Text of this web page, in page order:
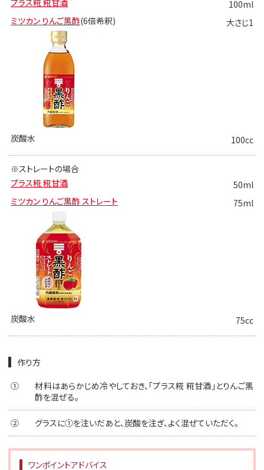
100ml
ミツカン りんご黒酢(6倍希釈) 大さじ1
炭酸水 100cc
※ストレートの場合
プラス糀 糀甘酒
50ml
ミツカン りんご黒酢 ストレート
75ml
炭酸水 75cc
作り方
①
材料はあらかじめ冷やしておき、「プラス糀 糀甘酒」とりんご黒
酢を混ぜる。
② グラスに①を注いだあと、炭酸を注ぎ、よく混ぜていただく。
ワンポイントアドバイス